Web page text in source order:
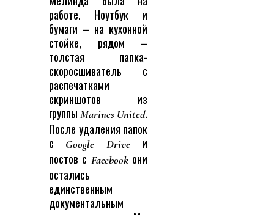
работе. Ноутбук и
бумаги – на кухонной
стойке, рядом –
толстая папка-
скоросшиватель с
распечатками
скриншотов из
группы Marines United.
После удаления папок
с
Google Driveи
постов с Facebookони
остались
единственным
документальным